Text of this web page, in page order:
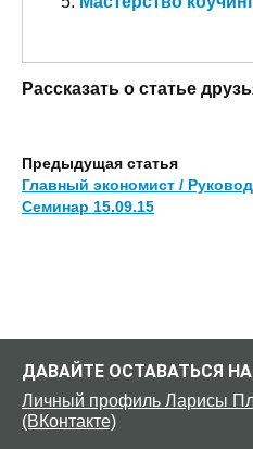
Рассказать о статье
Предыдущая статья
Главный экономист /
Семинар 15.09.15
ДАВАЙТЕ ОСТАВАТЬСЯ
Личный профиль Ларисы
(ВКонтакте)